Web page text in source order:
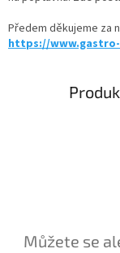
Předem děkujeme za
https://
Můžete se